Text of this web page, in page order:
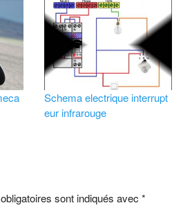
Schema electrique interrupt
eur infrarouge
sont indiqués avec *